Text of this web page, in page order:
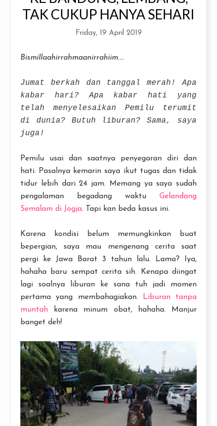
TAK CUKUP HANYA SEHARI
Friday, 19 April 2019
Bismillaahirrahmaanirrahiim....
Jumat berkah dan tanggal merah! Apa
kabar hari? Apa kabar hati yang
telah menyelesaikan Pemilu terumit
di dunia? Butuh liburan? Sama, saya
juga!
Pemilu usai dan saatnya penyegaran diri dan
hati. Pasalnya kemarin saya ikut tugas dan tidak
tidur lebih dari 24 jam. Memang ya saya sudah
pengalaman begadang waktu Gelandang
Semalam di Jogja. Tapi kan beda kasus ini.
Karena kondisi belum memungkinkan buat
bepergian, saya mau mengenang cerita saat
pergi ke Jawa Barat 3 tahun lalu. Lama? Iya,
hahaha baru sempat cerita sih. Kenapa diingat
lagi soalnya liburan ke sana tuh jadi momen
pertama yang membahagiakan.
Liburan tanpa
muntah karena minum obat, hahaha. Manjur
banget deh!